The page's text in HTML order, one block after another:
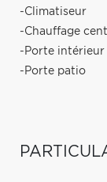
-Climatiseur
-Chauffage
-Porte intérieur
-Porte patio